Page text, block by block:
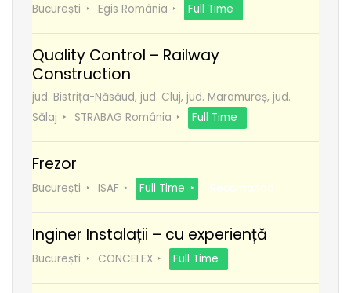
București Egis România Full Time
Quality Control – Railway
Construction
jud. Bistrița-Năsăud, jud. Cluj, jud. Maramureș, jud.
Sălaj
STRABAG România Full Time
Frezor
București ISAF Full Time Recomanda
Inginer Instalații – cu experiență
București CONCELEX Full Time